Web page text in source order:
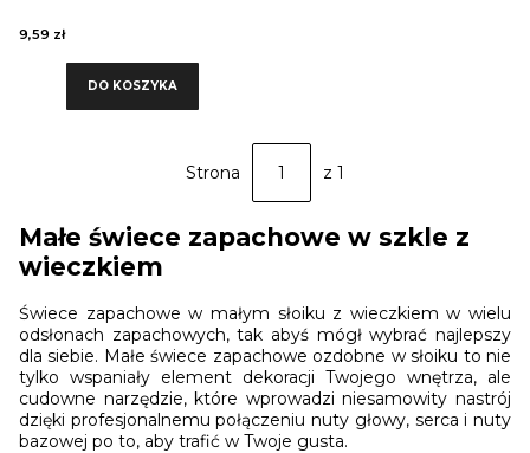
9,59 zł
DO KOSZYKA
Strona z 1
Małe świece zapachowe w szkle z
wieczkiem
Świece zapachowe w małym słoiku z wieczkiem w wielu
odsłonach zapachowych, tak abyś mógł wybrać najlepszy
dla siebie. Małe świece zapachowe ozdobne w słoiku to nie
tylko wspaniały element dekoracji Twojego wnętrza, ale
cudowne narzędzie, które wprowadzi niesamowity nastrój
dzięki profesjonalnemu połączeniu nuty głowy, serca i nuty
bazowej po to, aby trafić w Twoje gusta.